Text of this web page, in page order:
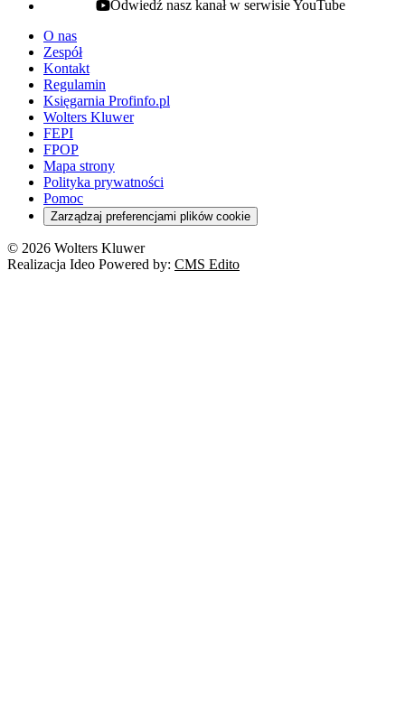
youtube - otwiera się w nowej karcie
Odwiedź nasz kanał w serwisie YouTube
O nas
Zespół
Kontakt
Regulamin
Księgarnia Profinfo.pl
Wolters Kluwer
FEPI
FPOP
Mapa strony
Polityka prywatności
Pomoc
Zarządzaj preferencjami plików cookie
© 2026 Wolters Kluwer
Realizacja Ideo Powered by: CMS Edito